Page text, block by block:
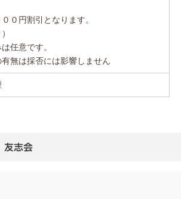
０円割引となります。
任意です。
無は採否には影響しません
友志会